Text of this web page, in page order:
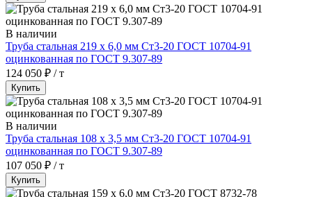
В наличии
Труба стальная 219 х 6,0 мм Ст3-20 ГОСТ 10704-91
оцинкованная по ГОСТ 9.307-89
124 050 ₽ / т
Купить
В наличии
Труба стальная 108 х 3,5 мм Ст3-20 ГОСТ 10704-91
оцинкованная по ГОСТ 9.307-89
107 050 ₽ / т
Купить